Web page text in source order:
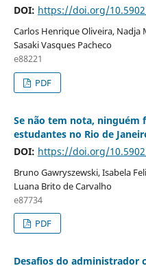
DOI: https://doi.org/
Carlos Henrique Oliveira,
Sasaki Vasques Pacheco
e88221
PDF
Se não tem nota, ninguém
estudantes no Rio de
DOI: https://doi.org/
Bruno Gawryszewski, Isabela
Luana Brito de Carvalho
e87734
PDF
Desafios do administrador